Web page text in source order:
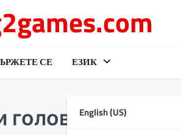
СЕ ЕЗИК
English (US)
Участие в